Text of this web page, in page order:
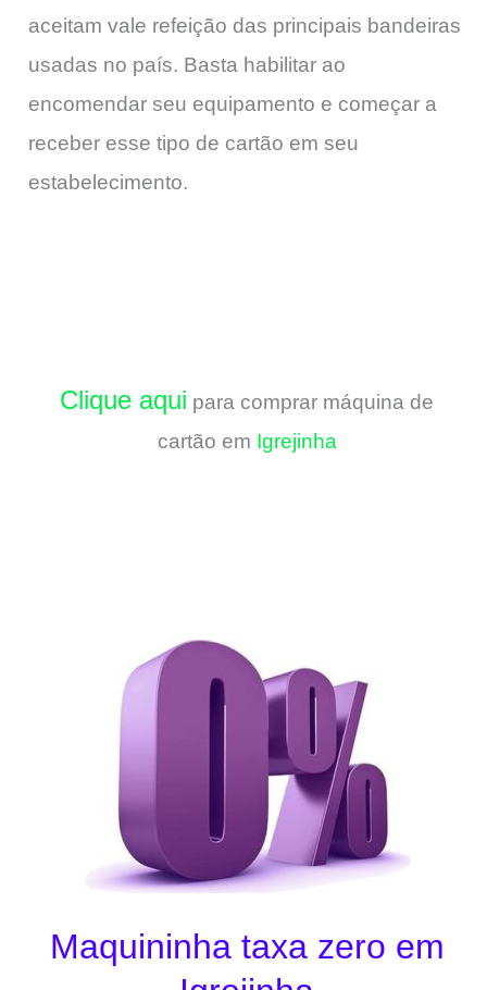
aceitam vale refeição das principais bandeiras
usadas no país. Basta habilitar ao
encomendar seu equipamento e começar a
receber esse tipo de cartão em seu
estabelecimento.
Clique aqui para comprar máquina de
cartão em Igrejinha
Maquininha taxa zero em